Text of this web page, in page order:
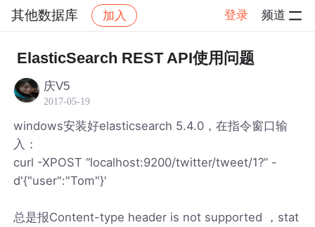
其他数据库 加入 登录 频道
社区 其他数据库
ElasticSearch REST API使用问题
庆V5
2017-05-19
windows安装好elasticsearch 5.4.0，在指令窗口输
入：
curl -XPOST “localhost:9200/twitter/tweet/1?” -
d'{"user":"Tom"}'
总是报Content-type header is not supported ，stat